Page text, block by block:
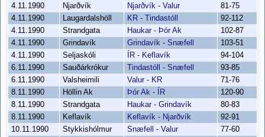
4.11.1990
Njarðvík Njarðvík - Valur
81-75
4.11.1990
Laugardalshöll KR - Tindastóll
92-112
4.11.1990
Strandgata Haukar - Þór Ak
102-87
4.11.1990
Grindavík Grindavík - Snæfell
103-51
4.11.1990
Seljaskóli ÍR - Keflavík
94-104
6.11.1990
Sauðárkrókur Tindastóll - Snæfell
93-85
6.11.1990
Valsheimili Valur - KR
71-76
8.11.1990
Höllin Ak Þór Ak - ÍR
120-90
8.11.1990
Strandgata Haukar - Grindavík
80-83
8.11.1990
Keflavík Keflavík - Njarðvík
92-91
10.11.1990
Stykkishólmur Snæfell - Valur
77-60